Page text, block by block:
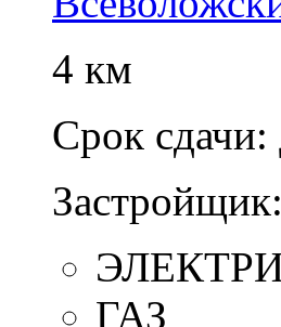
4 км
Срок сдачи:
Застройщик:
ГАЗ